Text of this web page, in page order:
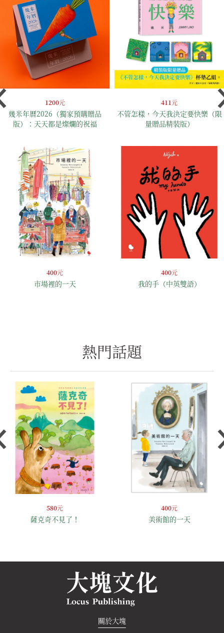
1200元
幾米年曆2026（獨家預購贈品
版）：天天都是燦爛的祝福
400元
市場裡的一天
411元
不管怎樣，今天我決定要快樂（限
量贈品精裝版）
400元
我的手（中英雙語）
熱門話題
580元
薩克奇不見了！
400元
美術館的一天
關於大塊